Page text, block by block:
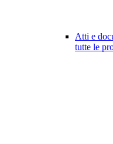
Atti e
tutte le